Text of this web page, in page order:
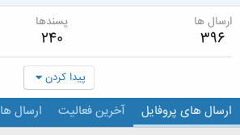
ارسال ها
396
پسندها
240
پیدا کردن
ارسال های پروفایل آخرین فعالیت ارسال ها